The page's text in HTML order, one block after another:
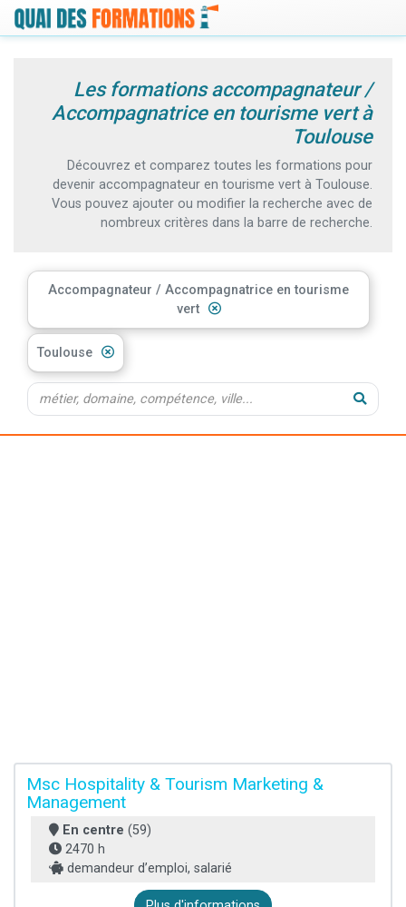
Les formations accompagnateur /
Accompagnatrice en tourisme vert à
Toulouse
Découvrez et comparez toutes les formations pour
devenir accompagnateur en tourisme vert à Toulouse.
Vous pouvez ajouter ou modifier la recherche avec de
nombreux critères dans la barre de recherche.
Accompagnateur / Accompagnatrice en tourisme
vert
Toulouse
Msc Hospitality & Tourism Marketing &
Management
En centre (59)
2470 h
demandeur d’emploi, salarié